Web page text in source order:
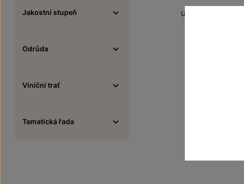
Jakostní stupeň
Odrůda
Viniční trať
Tematická řada
Unikátní archivní vína